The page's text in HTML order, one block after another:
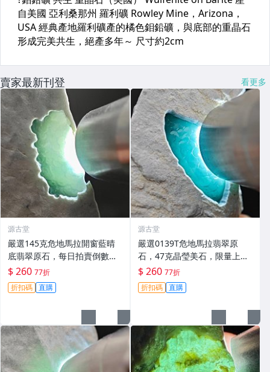
賣家最新刊登 看更多
源古堂
嚴選145克危地馬拉開窗藍晴
底翡翠原石，每日拍賣倒數計
時，即刻競拍。危地馬拉翡翠
擬價 藍色翡翠 晶塊 夜拍截標
十一點
$ 260 77折
折扣碼 直購
源古堂
嚴選0139T危地馬拉翡翠原
石，47克晶瑩美石，限量上
拍，今夜11點截標！真實成交
等你來。危地馬拉 翡翠原石 拍
賣
$ 260 77折
折扣碼 直購